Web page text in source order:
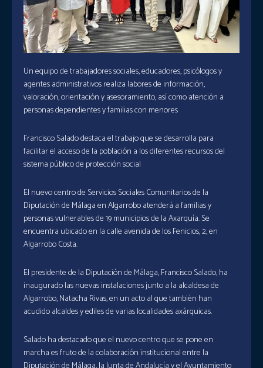
Un equipo de trabajadores sociales, educadores, psicólogos y
agentes administrativos realiza labores de información,
valoración, orientación y asesoramiento, así como atención a
personas dependientes y familias con menores
Francisco Salado destaca el trabajo que se desarrolla para
facilitar el acceso de la población a los diferentes recursos del
sistema público de protección social
El nuevo centro de Servicios Sociales Comunitarios de la
Diputación de Málaga en Algarrobo atenderá a familias y
personas vulnerables de 19 municipios de la Axarquía. Se
encuentra ubicado en la calle avenida de los Fenicios, 2, en
Algarrobo Costa.
El presidente de la Diputación de Málaga, Francisco Salado, ha
inaugurado las nuevas instalaciones junto a la alcaldesa de
Algarrobo, Natacha Rivas, en un acto al que también han
acudido alcaldes y ediles de varias localidades axárquicas.
Salado ha destacado que el nuevo centro que se pone en
marcha es fruto de la colaboración institucional entre la